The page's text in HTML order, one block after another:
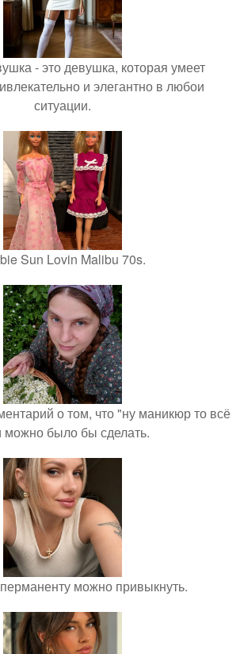
- это девушка, которая умеет
и элегантно в любои
ситуации.
Sun Lovin Malibu 70s.
о том, что "ну маникюр то всё
можно было бы сделать.
можно привыкнуть.